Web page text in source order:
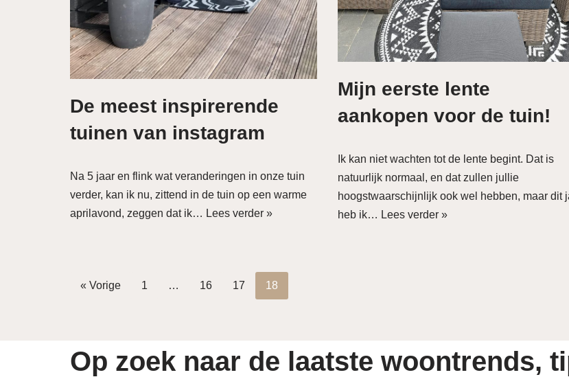
De meest inspirerende
tuinen van instagram
Na 5 jaar en flink wat veranderingen in onze tuin
verder, kan ik nu, zittend in de tuin op een warme
aprilavond, zeggen dat ik… Lees verder »
Mijn eerste lente
aankopen voor de tuin!
Ik kan niet wachten tot de lente begint. Dat is
natuurlijk normaal, en dat zullen jullie
hoogstwaarschijnlijk ook wel hebben, maar dit
heb ik… Lees verder »
« Vorige 1 … 16 17 18
Op zoek naar de laatste woontrends,